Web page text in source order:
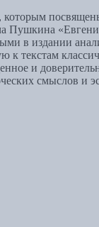
в издании
к текстам
и
смыслов и